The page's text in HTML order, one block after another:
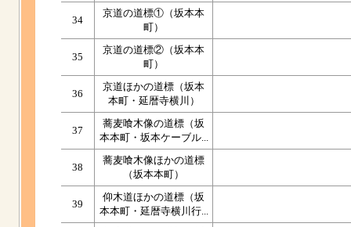
34
京道の道標①（坂本本
町）
35
京道の道標②（坂本本
町）
36
京道ほかの道標（坂本
本町・延暦寺横川）
37
蕎麦喰木像の道標（坂
本本町・坂本ケーブル...
38
蕎麦喰木像ほかの道標
（坂本本町）
39
仰木道ほかの道標（坂
本本町・延暦寺横川行...